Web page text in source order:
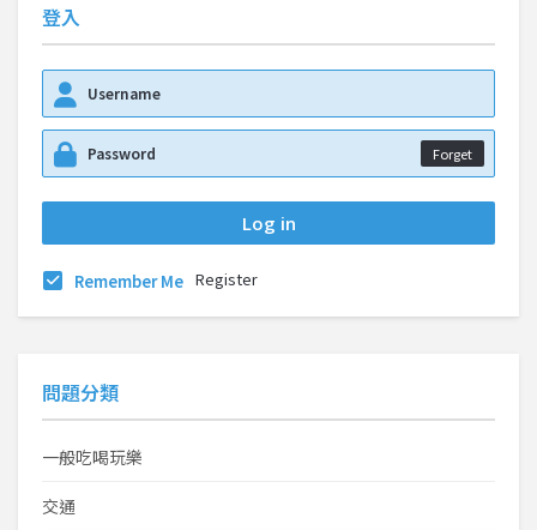
登入
Forget
Remember Me Register
問題分類
一般吃喝玩樂
交通